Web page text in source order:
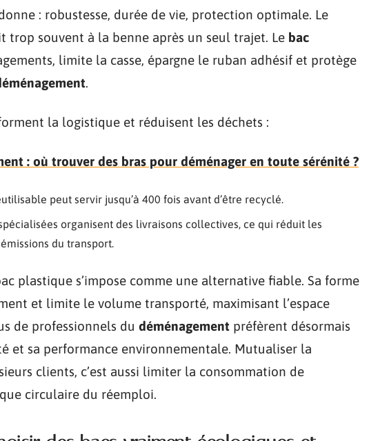
: robustesse, durée de vie, protection optimale. Le
trop souvent à la benne après un seul trajet. Le bac
limite la casse, épargne le ruban adhésif et protège
.
la logistique et réduisent les déchets :
: où trouver des bras pour déménager en toute sérénité ?
peut servir jusqu’à 400 fois avant d’être recyclé.
organisent des livraisons collectives, ce qui réduit les
du transport.
plastique s’impose comme une alternative fiable. Sa forme
et limite le volume transporté, maximisant l’espace
de professionnels du déménagement préfèrent désormais
et sa performance environnementale. Mutualiser la
clients, c’est aussi limiter la consommation de
circulaire du réemploi.